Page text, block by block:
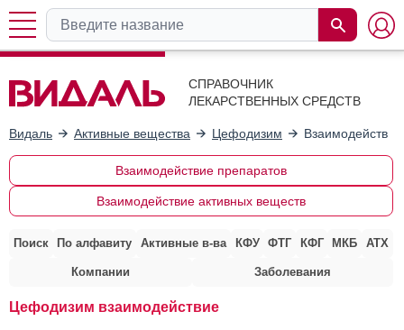
СПРАВОЧНИК
ЛЕКАРСТВЕННЫХ СРЕДСТВ
Видаль Активные вещества Цефодизим
Взаимодействие препаратов
Взаимодействие активных веществ
Поиск По алфавиту Активные в-ва КФУ ФТГ КФГ МКБ АТХ
Компании Заболевания
Цефодизим взаимодействие